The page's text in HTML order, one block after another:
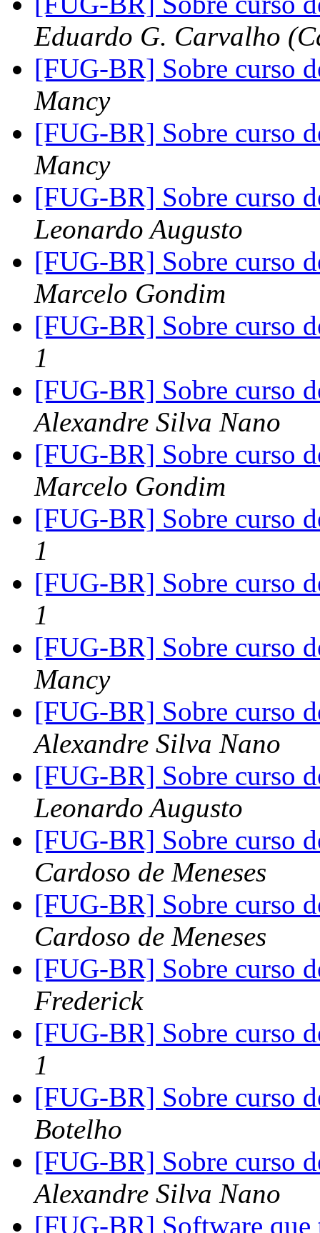
Eduardo G. Carvalho
[FUG-BR] Sobre curso
Mancy
[FUG-BR] Sobre curso
Mancy
[FUG-BR] Sobre curso
Leonardo Augusto
[FUG-BR] Sobre curso
Marcelo Gondim
[FUG-BR] Sobre curso
1
[FUG-BR] Sobre curso
Alexandre Silva Nano
[FUG-BR] Sobre curso
Marcelo Gondim
[FUG-BR] Sobre curso
1
[FUG-BR] Sobre curso
1
[FUG-BR] Sobre curso
Mancy
[FUG-BR] Sobre curso
Alexandre Silva Nano
[FUG-BR] Sobre curso
Leonardo Augusto
[FUG-BR] Sobre curso
Cardoso de Meneses
[FUG-BR] Sobre curso
Cardoso de Meneses
[FUG-BR] Sobre curso
Frederick
[FUG-BR] Sobre curso
1
[FUG-BR] Sobre curso
Botelho
[FUG-BR] Sobre curso
Alexandre Silva Nano
[FUG-BR] Software que